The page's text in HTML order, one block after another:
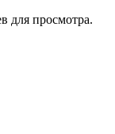
для просмотра.